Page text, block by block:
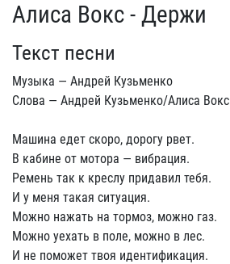
Алиса Вокс - Держи
Текст песни
Музыка — Андрей Кузьменко
Слова — Андрей Кузьменко/Алиса Вокс
Машина едет скоро, дорогу рвет.
В кабине от мотора — вибрация.
Ремень так к креслу придавил тебя.
И у меня такая ситуация.
Можно нажать на тормоз, можно газ.
Можно уехать в поле, можно в лес.
И не поможет твоя идентификация.